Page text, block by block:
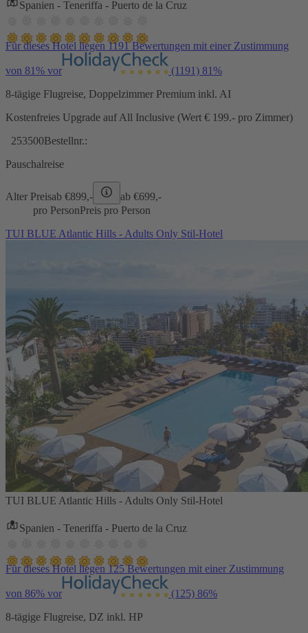
Spanien - Teneriffa - Puerto de la Cruz
Für dieses Hotel liegen 1191 Bewertungen mit einer Zustimmung
von 81% vor (1191) 81%
8-tägige Flugreise, Doppelzimmer Premium inkl. AI
Kostenfreies Upgrade auf All Inclusive (Wert € 199.- pro Zimmer)
253500Bestellnr.:
Pauschalreise
Alter Preisab €899,- ab €699,-
pro PersonPreis pro Person
TUI BLUE Atlantic Hills - Adults Only Stil-Hotel
TUI BLUE Atlantic Hills - Adults Only Stil-Hotel
Spanien - Teneriffa - Puerto de la Cruz
Für dieses Hotel liegen 125 Bewertungen mit einer Zustimmung
von 86% vor (125) 86%
8-tägige Flugreise, DZ inkl. HP